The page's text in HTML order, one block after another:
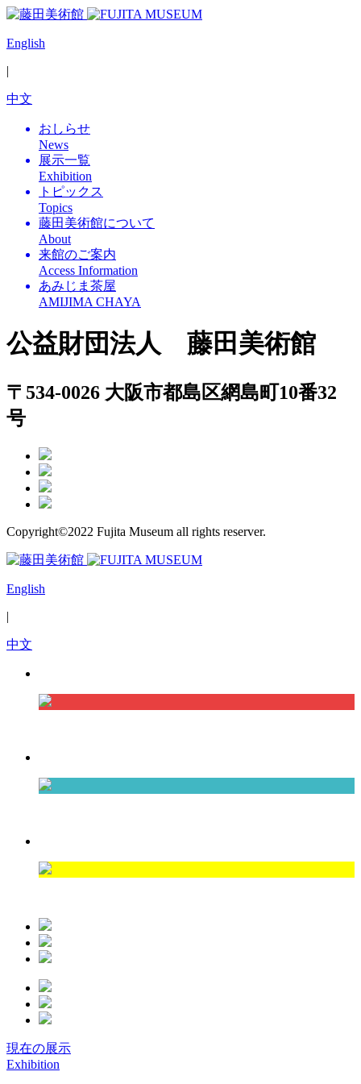
English
|
中文
おしらせ
News
展示一覧
Exhibition
トピックス
Topics
藤田美術館について
About
来館のご案内
Access Information
あみじま茶屋
AMIJIMA CHAYA
公益財団法人 藤田美術館
〒534-0026 大阪市都島区網島町10番32
号
Copyright©2022 Fujita Museum all rights reserver.
English
|
中文
現在の展示
Exhibition